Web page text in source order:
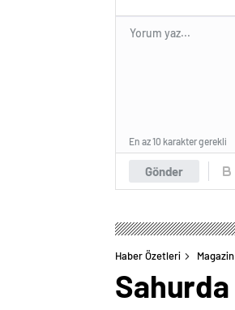
Gönder
En az 10 karakter gerekli
Haber Özetleri Magazin